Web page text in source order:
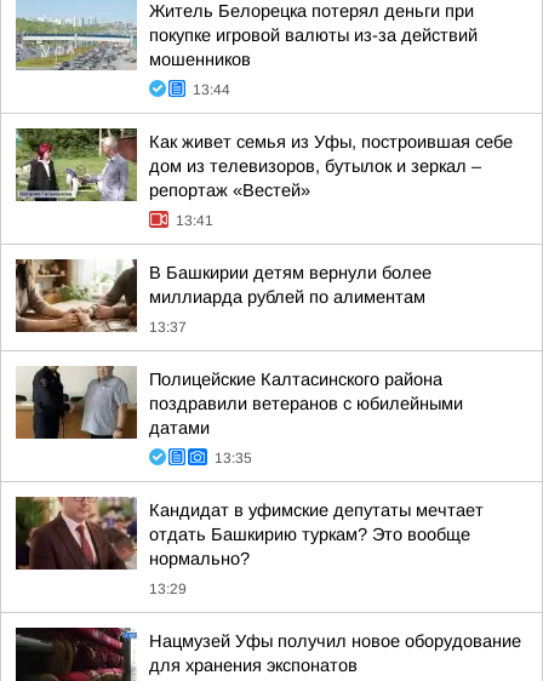
Житель Белорецка потерял деньги при
покупке игровой валюты из-за действий
мошенников
13:44
Как живет семья из Уфы, построившая себе
дом из телевизоров, бутылок и зеркал –
репортаж «Вестей»
13:41
В Башкирии детям вернули более
миллиарда рублей по алиментам
13:37
Полицейские Калтасинского района
поздравили ветеранов с юбилейными
датами
13:35
Кандидат в уфимские депутаты мечтает
отдать Башкирию туркам? Это вообще
нормально?
13:29
Нацмузей Уфы получил новое оборудование
для хранения экспонатов